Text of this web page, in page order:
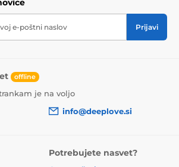
e-poštni naslov Prijavi
offline
je na voljo
info@deeplove.si
Potrebujete nasvet?